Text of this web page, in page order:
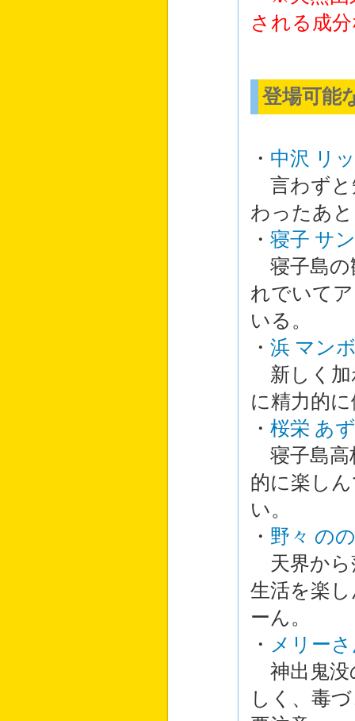
される成
登場可能
・ 中沢 リ
言わずと
わったあ
・ 寝子 サ
寝子島の
れでいて
いる。
・ 浜 マン
新しく加
に精力的
・ 桜栄 あ
寝子島高
的に楽し
い。
・ 野々 の
天界から
生活を楽
ーん。
・ メリー
神出鬼没
しく、毒